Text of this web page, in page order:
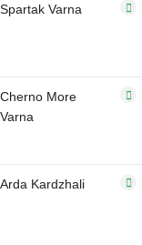
Spartak Varna
Cherno More
Varna
Arda Kardzhali